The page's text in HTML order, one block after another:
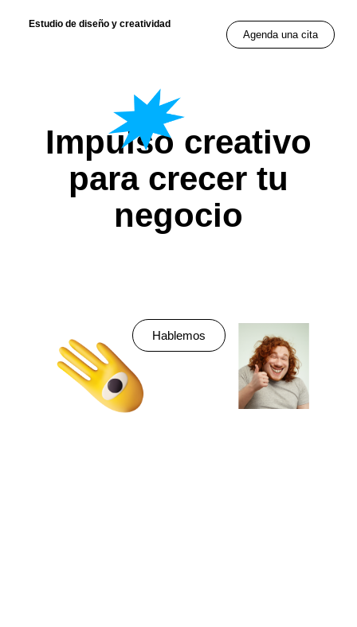
Estudio de diseño y creatividad
Agenda una cita
Impulso creativo
para crecer tu
negocio
Hablemos